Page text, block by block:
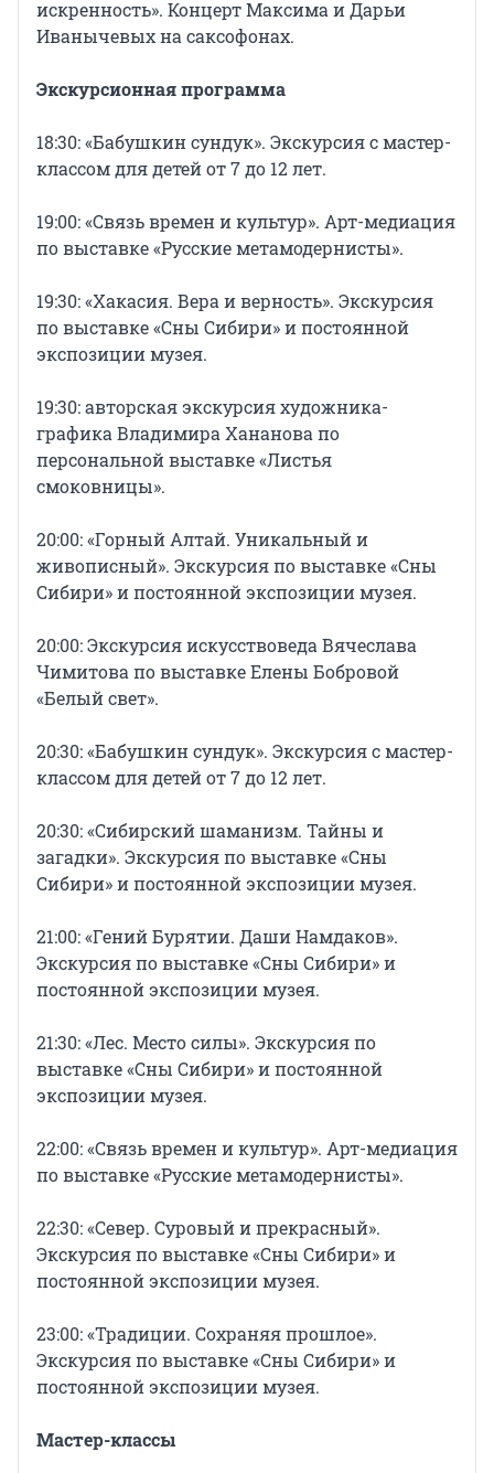
искренность». Концерт Максима и Дарьи
Иванычевых на саксофонах.
Экскурсионная программа
18:30: «Бабушкин сундук». Экскурсия с мастер-
классом для детей от 7 до 12 лет.
19:00: «Связь времен и культур». Арт-медиация
по выставке «Русские метамодернисты».
19:30: «Хакасия. Вера и верность». Экскурсия
по выставке «Сны Сибири» и постоянной
экспозиции музея.
19:30: авторская экскурсия художника-
графика Владимира Хананова по
персональной выставке «Листья
смоковницы».
20:00: «Горный Алтай. Уникальный и
живописный». Экскурсия по выставке «Сны
Сибири» и постоянной экспозиции музея.
20:00: Экскурсия искусствоведа Вячеслава
Чимитова по выставке Елены Бобровой
«Белый свет».
20:30: «Бабушкин сундук». Экскурсия с мастер-
классом для детей от 7 до 12 лет.
20:30: «Сибирский шаманизм. Тайны и
загадки». Экскурсия по выставке «Сны
Сибири» и постоянной экспозиции музея.
21:00: «Гений Бурятии. Даши Намдаков».
Экскурсия по выставке «Сны Сибири» и
постоянной экспозиции музея.
21:30: «Лес. Место силы». Экскурсия по
выставке «Сны Сибири» и постоянной
экспозиции музея.
22:00: «Связь времен и культур». Арт-медиация
по выставке «Русские метамодернисты».
22:30: «Север. Суровый и прекрасный».
Экскурсия по выставке «Сны Сибири» и
постоянной экспозиции музея.
23:00: «Традиции. Сохраняя прошлое».
Экскурсия по выставке «Сны Сибири» и
постоянной экспозиции музея.
Мастер-классы